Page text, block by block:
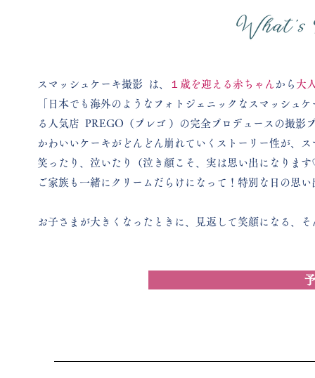
スマッシュケーキ撮影 は、 １歳を迎える赤ちゃん から 大
「日本でも海外のようなフォトジェニックなスマッシュ
る人気店 PREGO（プレゴ ）の完全プロデュースの撮影
かわいいケーキがどんどん崩れていくストーリー性が、
笑ったり、泣いたり（泣き顔こそ、実は 思い出になりま
ご家族も一緒にクリームだらけになって！ 特別な日の思
お子さまが大きくなったときに、見返して笑顔になる、